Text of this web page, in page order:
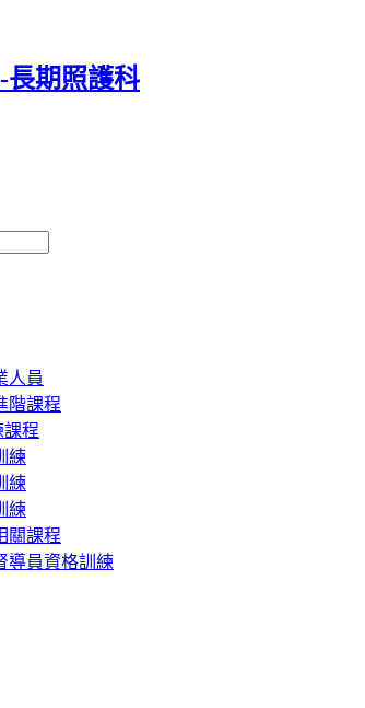
長期照護科
人員
階課程
課程
練
練
練
關課程
導員資格訓練